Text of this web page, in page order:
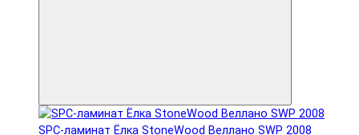
SPC-ламинат Ëлка StoneWood Веллано SWP 2008